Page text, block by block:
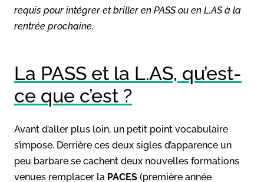
requis pour intégrer et briller en PASS ou en L.AS à la
rentrée prochaine.
La PASS et la L.AS, qu’est-
ce que c’est ?
Avant d’aller plus loin, un petit point vocabulaire
s’impose. Derrière ces deux sigles d’apparence un
peu barbare se cachent deux nouvelles formations
venues remplacer la PACES (première année